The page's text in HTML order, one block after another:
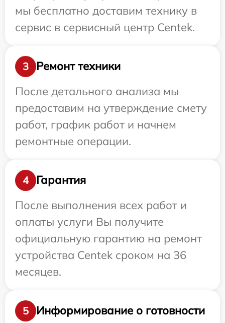
мы бесплатно доставим технику в
сервис в сервисный центр Centek.
3
Ремонт техники
После детального анализа мы
предоставим на утверждение смету
работ, график работ и начнем
ремонтные операции.
4
Гарантия
После выполнения всех работ и
оплаты услуги Вы получите
официальную гарантию на ремонт
устройства Centek сроком на 36
месяцев.
5
Информирование о готовности